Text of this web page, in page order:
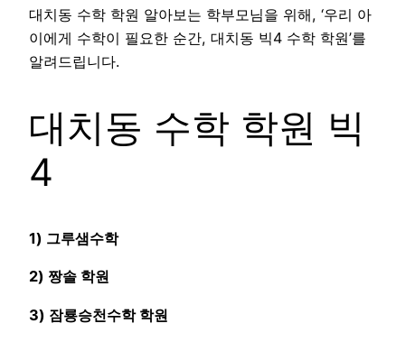
대치동 수학 학원 알아보는 학부모님을 위해, ‘우리 아
이에게 수학이 필요한 순간, 대치동 빅4 수학 학원’를
알려드립니다.
대치동 수학 학원 빅
4
1) 그루샘수학
2) 짱솔 학원
3) 잠룡승천수학 학원